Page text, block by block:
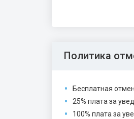
Политика
Бесплатная
25% плата за
100% плата за